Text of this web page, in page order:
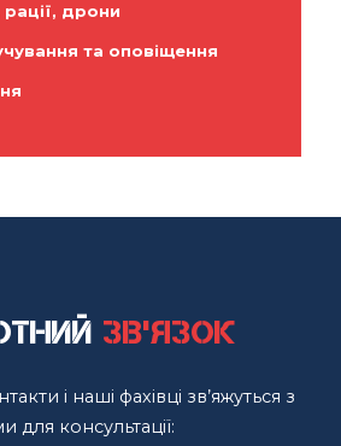
рації, дрони
та оповіщення
зв'язок
і наші фахівці зв’яжуться з
для консультації: